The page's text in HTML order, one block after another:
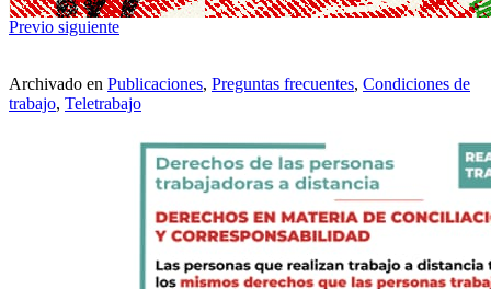
Previo siguiente
Archivado en Publicaciones, Preguntas frecuentes, Condiciones de
trabajo, Teletrabajo